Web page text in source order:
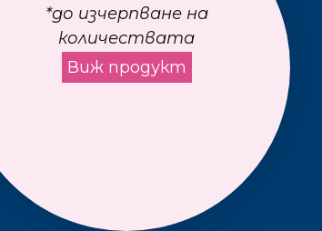
*до изчерпване на
количествата
Виж продукт